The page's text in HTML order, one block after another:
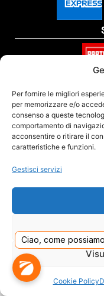
Per fornire le migliori
per memorizzare e/o
consenso a queste
comportamento di
acconsentire o ritirare il
caratteristiche e funzioni.
Gestisci servizi
Cookie Policy
DADO S.R.L. Unipersonale -
Tel. 02.40703420 - P.Iva/C.F.
Ciao, come